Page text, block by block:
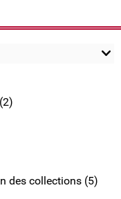
des collections (5)